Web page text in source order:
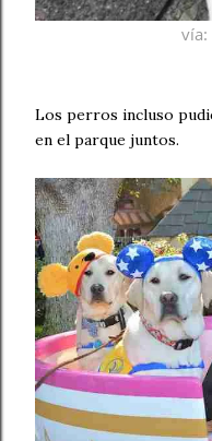
vía
Los perros incluso
en el parque juntos.